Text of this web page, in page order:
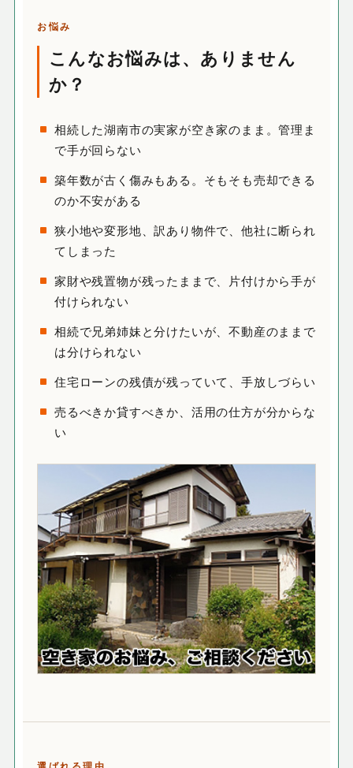
お悩み
こんなお悩みは、ありません
か？
相続した湖南市の実家が空き家のまま。管理ま
で手が回らない
築年数が古く傷みもある。そもそも売却できる
のか不安がある
狭小地や変形地、訳あり物件で、他社に断られ
てしまった
家財や残置物が残ったままで、片付けから手が
付けられない
相続で兄弟姉妹と分けたいが、不動産のままで
は分けられない
住宅ローンの残債が残っていて、手放しづらい
売るべきか貸すべきか、活用の仕方が分からな
い